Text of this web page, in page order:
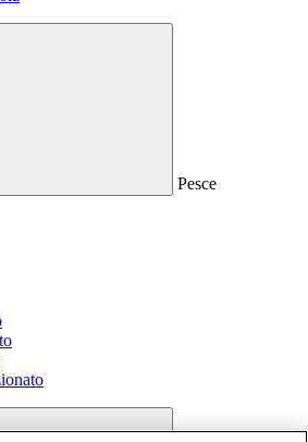
Pesce